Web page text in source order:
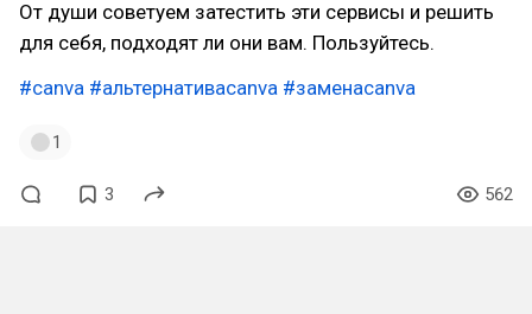
От души советуем затестить эти сервисы и решить
для себя, подходят ли они вам. Пользуйтесь.
#canva #альтернативаcanva #заменаcanva
1
3 562